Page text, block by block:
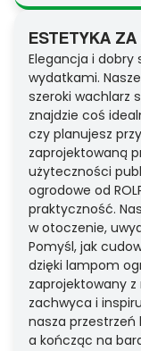
ESTETYKA ZA
Elegancja i dobry
wydatkami.
szeroki wachlarz
znajdzie coś
czy planujesz
zaprojektowaną
użyteczności
ogrodowe od
praktyczność.
w otoczenie,
Pomyśl, jak
dzięki lampom
zaprojektowany
zachwyca i
nasza przestrzeń
a kończąc na